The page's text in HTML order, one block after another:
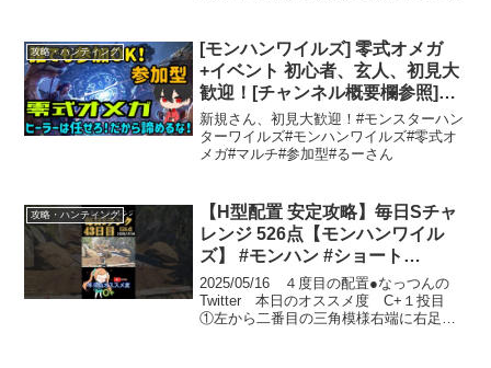
って...
攻略・ハンティング
[モンハンワイルズ] 零式オメガ
+イベント 初心者、玄人、初見大
歓迎！[チャンネル概要欄参照]
#38
新規さん、初見大歓迎！#モンスターハン
ターワイルズ#モンハンワイルズ#零式オ
メガ#マルチ#参加型#るーさん
攻略・ハンティング
【H型配置 安定攻略】毎日Sチャ
レンジ 526点【モンハンワイル
ズ】 #モンハン #ショート
#Shorts #モンハンワイルズ
#monster #ゲーム #games #ゲー
ム実況 #初心者向け
2025/05/16 ４度目の配置●なっつんの
Twitter 本日のオススメ度 C+１投目
①左から二番目の三角模様右端に右足の